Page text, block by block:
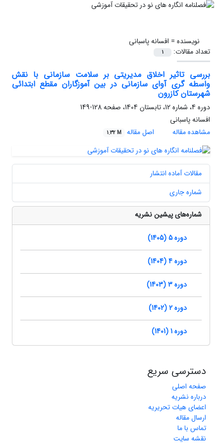
نویسنده = افسانه پاسبانی
تعداد مقالات:
1
بررسی تاثیر اخلاق مدیریتی بر سلامت سازمانی با نقش
واسطه گری آوای سازمانی در بین آموزگاران مقطع ابتدائی
شهرستان کازرون
دوره 4، شماره 12، تابستان 1404، صفحه
128-149
افسانه پاسبانی
مشاهده مقاله
اصل مقاله 1.32 M
مقالات آماده انتشار
شماره جاری
شماره‌های پیشین نشریه
دوره 5 (1405)
دوره 4 (1404)
دوره 3 (1403)
دوره 2 (1402)
دوره 1 (1401)
دسترسی سریع
صفحه اصلی
درباره نشریه
اعضای هیات تحریریه
ارسال مقاله
تماس با ما
نقشه سایت